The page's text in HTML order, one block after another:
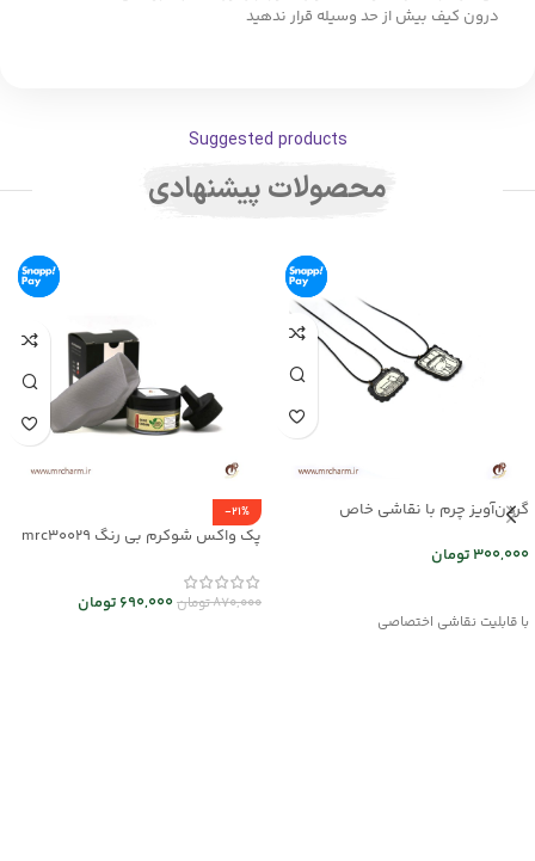
درون کیف بیش از حد وسیله قرار ندهید
Suggested products
محصولات پیشنهادی
گردن‌آویز چرم با نقاشی خاص
300,000تومان
با قابلیت نقاشی اختصاصی
-21%
پک واکس شوکرم بی رنگ mrc30029
870,000تومان690,000 تومان